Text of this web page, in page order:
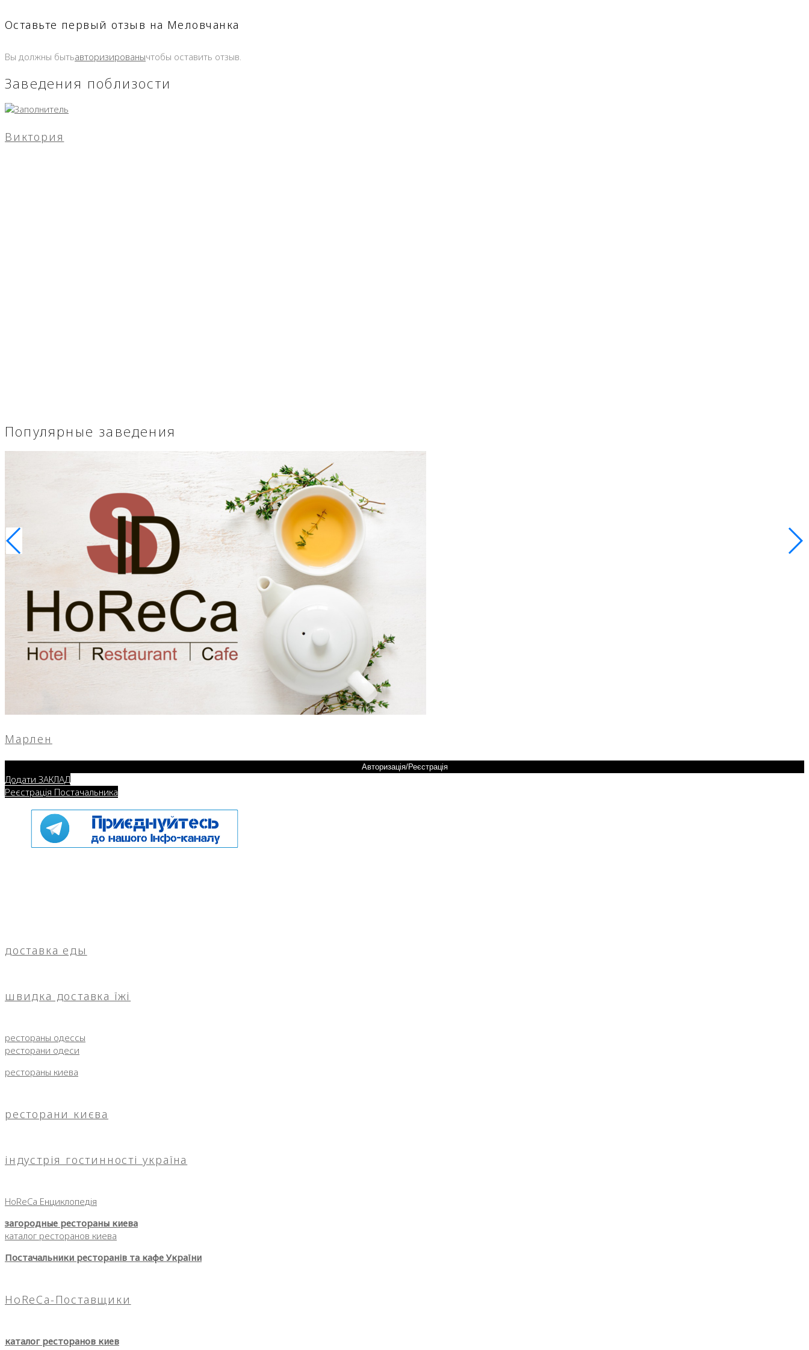
Оставьте первый отзыв на Меловчанка
Вы должны бытьавторизированычтобы оставить отзыв.
Заведения поблизости
Виктория
Популярные заведения
Марлен
Авторизація/Реєстрація
Додати ЗАКЛАД
Реєстрація Постачальника
доставка еды
швидка доставка їжі
рестораны одессы
ресторани одеси
рестораны киева
ресторани києва
індустрія гостинності україна
HoReCa Енциклопедія
загородные рестораны киева
каталог ресторанов киева
Постачальники ресторанів та кафе України
HoReCa-Поставщики
каталог ресторанов киев